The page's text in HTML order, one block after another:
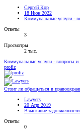
Сергей Кор
18 Июн 2022
Коммунальные услуги -
Ответы
3
Просмотры
2 тыс.
Коммунальные услуги - вопросы
profiz
Стоит ли обращаться в
Lawyers
20 Апр 2019
Взыскание
Ответы
0